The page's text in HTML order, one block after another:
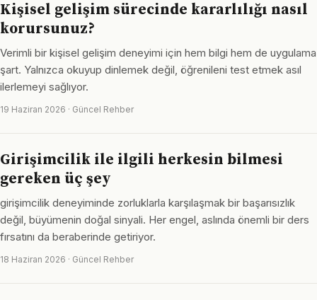
Kişisel gelişim sürecinde kararlılığı nasıl
korursunuz?
Verimli bir kişisel gelişim deneyimi için hem bilgi hem de uygulama
şart. Yalnızca okuyup dinlemek değil, öğrenileni test etmek asıl
ilerlemeyi sağlıyor.
19 Haziran 2026 · Güncel Rehber
Girişimcilik ile ilgili herkesin bilmesi
gereken üç şey
girişimcilik deneyiminde zorluklarla karşılaşmak bir başarısızlık
değil, büyümenin doğal sinyali. Her engel, aslında önemli bir ders
fırsatını da beraberinde getiriyor.
18 Haziran 2026 · Güncel Rehber